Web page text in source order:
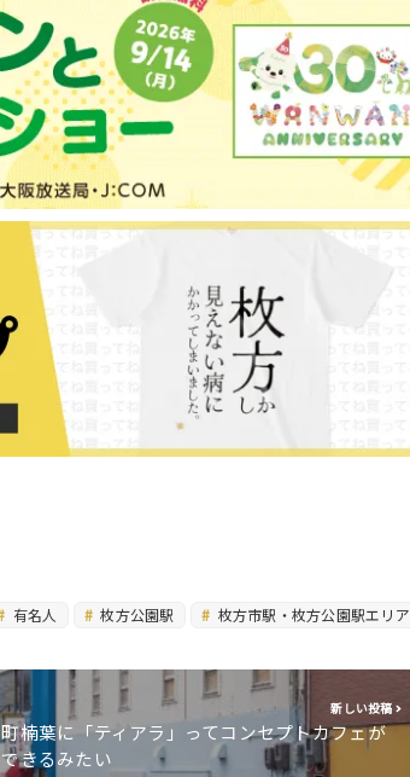
有名人 枚方公園駅 枚方市駅・枚方公園駅エリア
新しい投稿
町楠葉に「ティアラ」ってコンセプトカフェが
できるみたい